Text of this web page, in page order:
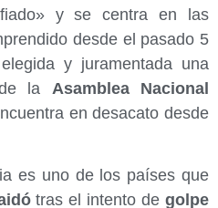
y se centra en las
desde el pasado 5
y juramentada una
la Asamblea Nacional
en desacato desde
es uno de los países que
tras el intento de golpe